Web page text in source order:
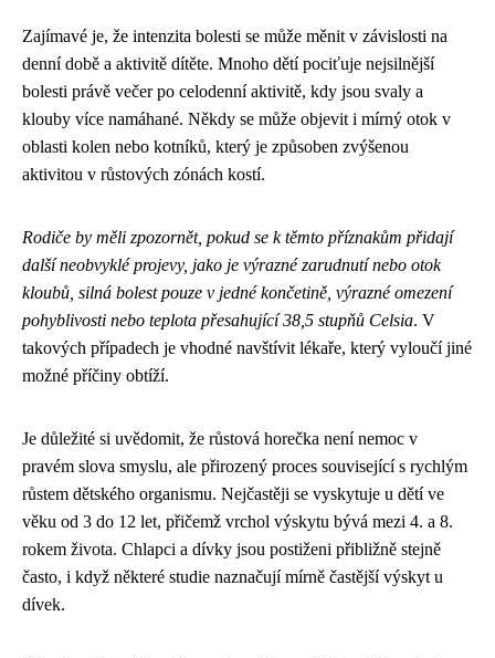
Zajímavé je, že intenzita bolesti se může měnit v závislosti na
denní době a aktivitě dítěte. Mnoho dětí pociťuje nejsilnější
bolesti právě večer po celodenní aktivitě, kdy jsou svaly a
klouby více namáhané. Někdy se může objevit i mírný otok v
oblasti kolen nebo kotníků, který je způsoben zvýšenou
aktivitou v růstových zónách kostí.
Rodiče by měli zpozornět, pokud se k těmto příznakům přidají
další neobvyklé projevy, jako je výrazné zarudnutí nebo otok
kloubů, silná bolest pouze v jedné končetině, výrazné omezení
pohyblivosti nebo teplota přesahující 38,5 stupňů Celsia. V
takových případech je vhodné navštívit lékaře, který vyloučí jiné
možné příčiny obtíží.
Je důležité si uvědomit, že růstová horečka není nemoc v
pravém slova smyslu, ale přirozený proces související s rychlým
růstem dětského organismu. Nejčastěji se vyskytuje u dětí ve
věku od 3 do 12 let, přičemž vrchol výskytu bývá mezi 4. a 8.
rokem života. Chlapci a dívky jsou postiženi přibližně stejně
často, i když některé studie naznačují mírně častější výskyt u
dívek.